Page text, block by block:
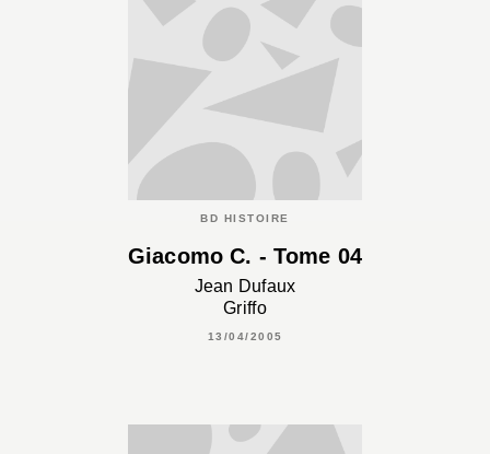
BD HISTOIRE
Giacomo C. - Tome 04
Jean Dufaux
Griffo
13/04/2005